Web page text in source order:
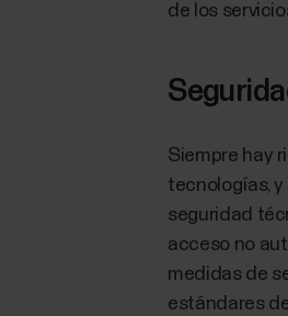
de los
Siempre hay
tecnologías,
seguridad
acceso no
medidas de
estándares